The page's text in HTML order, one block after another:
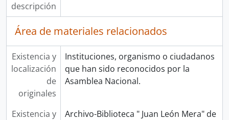
descripción
Área de materiales relacionados
Existencia y
localización
de
originales
Instituciones, organismo o ciudadanos
que han sido reconocidos por la
Asamblea Nacional.
Existencia y
Archivo-Biblioteca " Juan León Mera" de